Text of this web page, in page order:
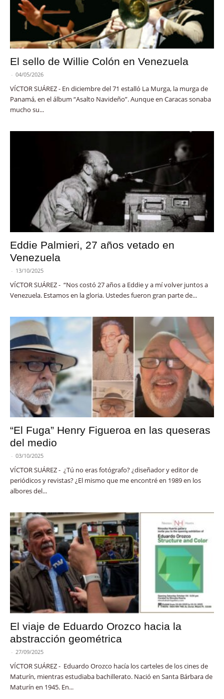
El sello de Willie Colón en Venezuela
- 04/05/2026
VÍCTOR SUÁREZ - En diciembre del 71 estalló La Murga, la murga de
Panamá, en el álbum “Asalto Navideño”. Aunque en Caracas sonaba
mucho su...
Eddie Palmieri, 27 años vetado en
Venezuela
- 13/10/2025
VÍCTOR SUÁREZ - “Nos costó 27 años a Eddie y a mí volver juntos a
Venezuela. Estamos en la gloria. Ustedes fueron gran parte de...
“El Fuga” Henry Figueroa en las queseras
del medio
- 03/10/2025
VÍCTOR SUÁREZ - ¿Tú no eras fotógrafo? ¿diseñador y editor de
periódicos y revistas? ¿El mismo que me encontré en 1989 en los
albores del...
El viaje de Eduardo Orozco hacia la
abstracción geométrica
- 27/09/2025
VÍCTOR SUÁREZ - Eduardo Orozco hacía los carteles de los cines de
Maturín, mientras estudiaba bachillerato. Nació en Santa Bárbara de
Maturín en 1945. En...